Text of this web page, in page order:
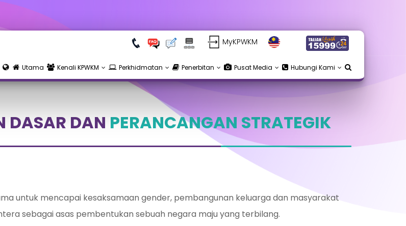
Utama Kenali KPWKM Perkhidmatan Penerbitan Pusat Media Hubungi Kami
MyKPWKM
DASAR DAN PERANCANGAN STRATEGIK
untuk mencapai kesaksamaan gender, pembangunan keluarga dan masyarakat
sebagai asas pembentukan sebuah negara maju yang terbilang.